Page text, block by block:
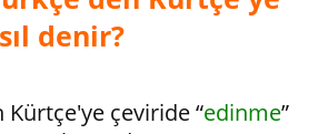
denir?
Kürtçe'ye çeviride “edinme”